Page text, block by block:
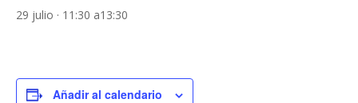
29 julio · 11:30 a13:30
Añadir al calendario